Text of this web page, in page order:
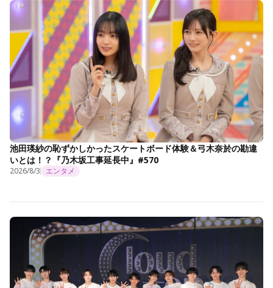
池田瑛紗の恥ずかしかったスケートボード体験＆弓木奈於の勘違
いとは！？『乃木坂工事延長中』#570
2026/8/3 エンタメ